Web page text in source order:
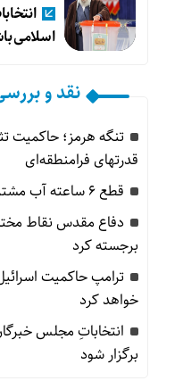
اسلامی
نقد و
تنگه هرمز؛ حاکمیت
قدرتهای فرامنطقه‌ای
قطع ۶ ساعته آب مشترکان پرمصرف در البرز
دفاع مقدس نقاط
برجسته کرد
ترامپ حاکمیت
خواهد کرد
انتخاباتِ مجلس
برگزار شود